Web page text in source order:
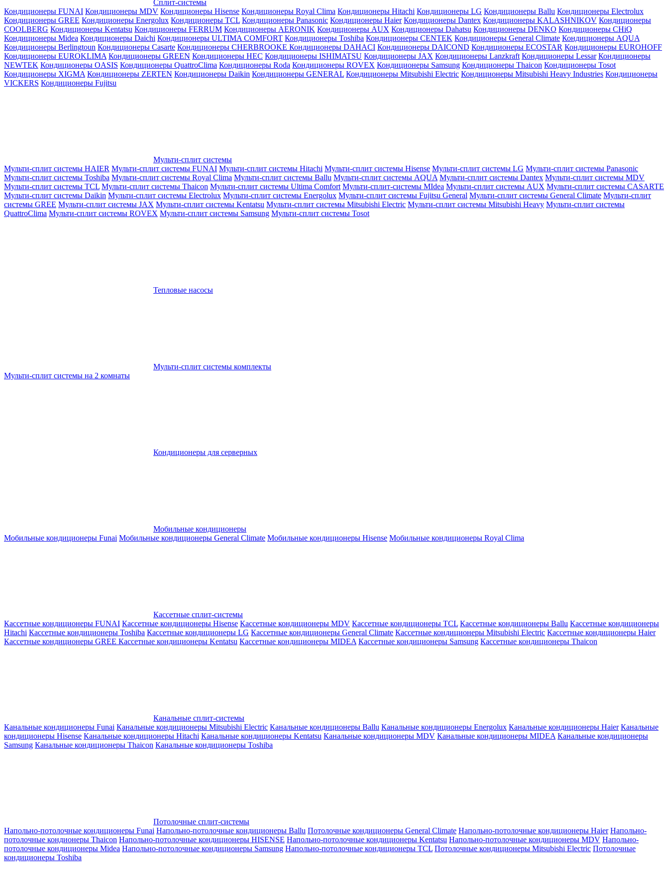
Сплит-системы
Кондиционеры FUNAI Кондиционеры MDV Кондиционеры Hisense Кондиционеры Royal Clima Кондиционеры Hitachi Кондиционеры LG Кондиционеры Ballu Кондиционеры Electrolux
Кондиционеры GREE Кондиционеры Energolux Кондиционеры TCL Кондиционеры Panasonic Кондиционеры Haier Кондиционеры Dantex Кондиционеры KALASHNIKOV Кондиционеры
СOOLBERG Кондиционеры Kentatsu Кондиционеры FERRUM Кондиционеры AERONIK Кондиционеры AUX Кондиционеры Dahatsu Кондиционеры DENKO Кондиционеры CHiQ
Кондиционеры Midea Кондиционеры Daichi Кондиционеры ULTIMA COMFORT Кондиционеры Toshiba Кондиционеры CENTEK Кондиционеры General Climate Кондиционеры AQUA
Кондиционеры Berlingtoun Кондиционеры Casarte Кондиционеры CHERBROOKE Кондиционеры DAHACI Кондиционеры DAICOND Кондиционеры ECOSTAR Кондиционеры EUROHOFF
Кондиционеры EUROKLIMA Кондиционеры GREEN Кондиционеры HEC Кондиционеры ISHIMATSU Кондиционеры JAX Кондиционеры Lanzkraft Кондиционеры Lessar Кондиционеры
NEWTEK Кондиционеры OASIS Кондиционеры QuattroClima Кондиционеры Roda Кондиционеры ROVEX Кондиционеры Samsung Кондиционеры Thaicon Кондиционеры Tosot
Кондиционеры XIGMA Кондиционеры ZERTEN Кондиционеры Daikin Кондиционеры GENERAL Кондиционеры Mitsubishi Electric Кондиционеры Mitsubishi Heavy Industries Кондиционеры
VICKERS Кондиционеры Fujitsu
Мульти-сплит системы
Мульти-сплит системы HAIER Мульти-сплит системы FUNAI Мульти-сплит системы Hitachi Мульти-сплит системы Hisense Мульти-сплит системы LG Мульти-сплит системы Panasonic
Мульти-сплит системы Toshiba Мульти-сплит системы Royal Clima Мульти-сплит системы Ballu Мульти-сплит системы AQUA Мульти-сплит системы Dantex Мульти-сплит системы MDV
Мульти-сплит системы TCL Мульти-сплит системы Thaicon Мульти-сплит системы Ultima Comfort Мульти-сплит-системы MIdea Мульти-сплит системы AUX Мульти-сплит системы CASARTE
Мульти-сплит системы Daikin Мульти-сплит системы Electrolux Мульти-сплит системы Energolux Мульти-сплит системы Fujitsu General Мульти-сплит системы General Climate Мульти-сплит
системы GREE Мульти-сплит системы JAX Мульти-сплит системы Kentatsu Мульти-сплит системы Mitsubishi Electric Мульти-сплит системы Mitsubishi Heavy Мульти-сплит системы
QuattroClima Мульти-сплит системы ROVEX Мульти-сплит системы Samsung Мульти-сплит системы Tosot
Тепловые насосы
Мульти-сплит системы комплекты
Мульти-сплит системы на 2 комнаты
Кондиционеры для серверных
Мобильные кондиционеры
Мобильные кондиционеры Funai Мобильные кондиционеры General Climate Мобильные кондиционеры Hisense Мобильные кондиционеры Royal Clima
Кассетные сплит-системы
Кассетные кондиционеры FUNAI Кассетные кондиционеры Hisense Кассетные кондиционеры MDV Кассетные кондиционеры TCL Кассетные кондиционеры Ballu Кассетные кондиционеры
Hitachi Кассетные кондиционеры Toshiba Кассетные кондиционеры LG Кассетные кондиционеры General Climate Кассетные кондиционеры Mitsubishi Electric Кассетные кондиционеры Haier
Кассетные кондиционеры GREE Кассетные кондиционеры Kentatsu Кассетные кондиционеры MIDEA Кассетные кондиционеры Samsung Кассетные кондиционеры Thaicon
Канальные сплит-системы
Канальные кондиционеры Funai Канальные кондиционеры Mitsubishi Electric Канальные кондиционеры Ballu Канальные кондиционеры Energolux Канальные кондиционеры Haier Канальные
кондиционеры Hisense Канальные кондиционеры Hitachi Канальные кондиционеры Kentatsu Канальные кондиционеры MDV Канальные кондиционеры MIDEA Канальные кондиционеры
Samsung Канальные кондиционеры Thaicon Канальные кондиционеры Toshiba
Потолочные сплит-системы
Напольно-потолочные кондиционеры Funai Напольно-потолочные кондиционеры Ballu Потолочные кондиционеры General Climate Напольно-потолочные кондиционеры Haier Напольно-
потолочные кондионеры Thaicon Напольно-потолочные кондиционеры HISENSE Напольно-потолочные кондиционеры Kentatsu Напольно-потолочные кондиционеры MDV Напольно-
потолочные кондиционеры Midea Напольно-потолочные кондиционеры Samsung Напольно-потолочные кондиционеры TCL Потолочные кондиционеры Mitsubishi Electric Потолочные
кондиционеры Toshiba